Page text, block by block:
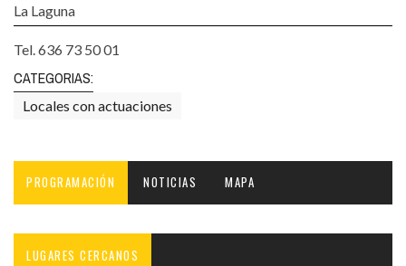
La Laguna
Tel. 636 73 50 01
CATEGORIAS:
Locales con actuaciones
PROGRAMACIÓN NOTICIAS MAPA
LUGARES CERCANOS